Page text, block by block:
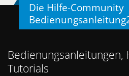
Die Hilfe-Community
Bedienungsanleitungen,
Tutorials